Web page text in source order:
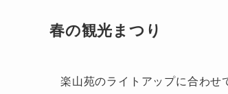
春の観光まつり
楽山苑のライトアップに合わせ